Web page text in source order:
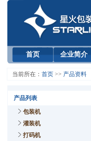
首页 企业简介
当前所在： 首页 >> 产品资料
产品列表
包装机
灌装机
打码机